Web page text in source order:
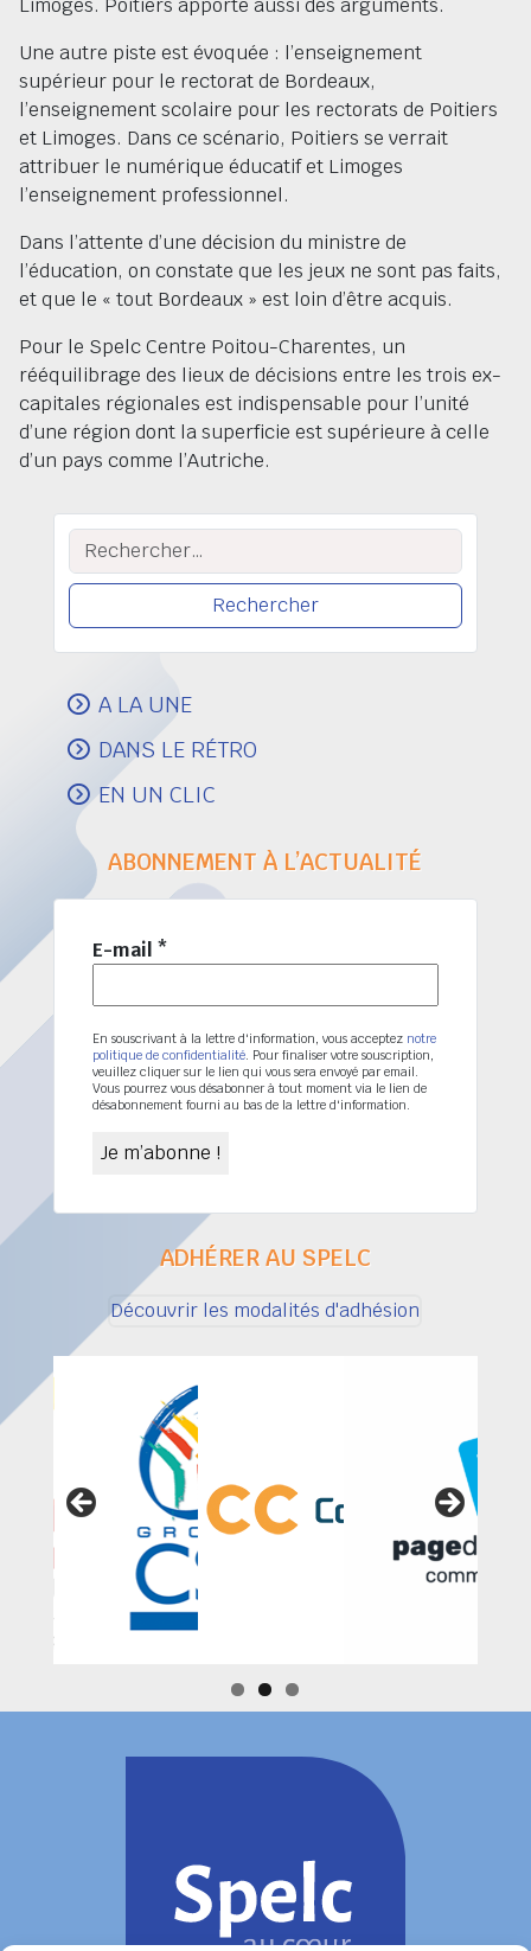
Limoges. Poitiers apporte aussi des arguments.
Une autre piste est évoquée : l’enseignement
supérieur pour le rectorat de Bordeaux,
l’enseignement scolaire pour les rectorats de Poitiers
et Limoges. Dans ce scénario, Poitiers se verrait
attribuer le numérique éducatif et Limoges
l’enseignement professionnel.
Dans l’attente d’une décision du ministre de
l’éducation, on constate que les jeux ne sont pas faits,
et que le « tout Bordeaux » est loin d’être acquis.
Pour le Spelc Centre Poitou-Charentes, un
rééquilibrage des lieux de décisions entre les trois ex-
capitales régionales est indispensable pour l’unité
d’une région dont la superficie est supérieure à celle
d’un pays comme l’Autriche.
Rechercher :
A LA UNE
DANS LE RÉTRO
EN UN CLIC
ABONNEMENT À L’ACTUALITÉ
E-mail *
En souscrivant à la lettre d'information, vous acceptez notre
politique de confidentialité. Pour finaliser votre souscription,
veuillez cliquer sur le lien qui vous sera envoyé par email.
Vous pourrez vous désabonner à tout moment via le lien de
désabonnement fourni au bas de la lettre d'information.
ADHÉRER AU SPELC
Découvrir les modalités d'adhésion